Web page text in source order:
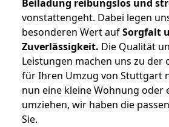
Beiladung reibungslos und
vonstattengeht. Dabei legen
besonderen Wert aufSorgfalt
Zuverlässigkeit. Die Qualität
Leistungen machen uns zu der
für Ihren Umzug von Stuttgart
nun eine kleine Wohnung oder
umziehen, wir haben die
Sie.